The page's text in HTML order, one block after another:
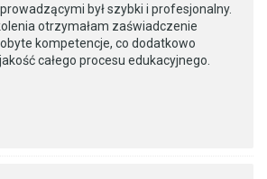
był szybki i profesjonalny.
otrzymałam zaświadczenie
kompetencje, co dodatkowo
całego procesu edukacyjnego.